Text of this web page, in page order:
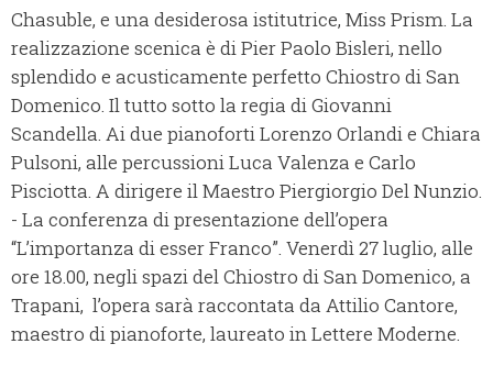
Chasuble, e una desiderosa istitutrice, Miss Prism. La
realizzazione scenica è di Pier Paolo Bisleri, nello
splendido e acusticamente perfetto Chiostro di San
Domenico. Il tutto sotto la regia di Giovanni
Scandella. Ai due pianoforti Lorenzo Orlandi e Chiara
Pulsoni, alle percussioni Luca Valenza e Carlo
Pisciotta. A dirigere il Maestro Piergiorgio Del Nunzio.
- La conferenza di presentazione dell’opera
“L’importanza di esser Franco”. Venerdì 27 luglio, alle
ore 18.00, negli spazi del Chiostro di San Domenico, a
Trapani, l’opera sarà raccontata da Attilio Cantore,
maestro di pianoforte, laureato in Lettere Moderne.